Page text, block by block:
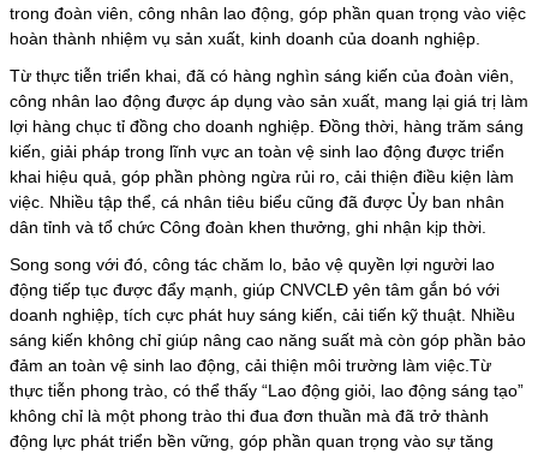
trong đoàn viên, công nhân lao động, góp phần quan trọng vào việc
hoàn thành nhiệm vụ sản xuất, kinh doanh của doanh nghiệp.
Từ thực tiễn triển khai, đã có hàng nghìn sáng kiến của đoàn viên,
công nhân lao động được áp dụng vào sản xuất, mang lại giá trị làm
lợi hàng chục tỉ đồng cho doanh nghiệp. Đồng thời, hàng trăm sáng
kiến, giải pháp trong lĩnh vực an toàn vệ sinh lao động được triển
khai hiệu quả, góp phần phòng ngừa rủi ro, cải thiện điều kiện làm
việc. Nhiều tập thể, cá nhân tiêu biểu cũng đã được Ủy ban nhân
dân tỉnh và tổ chức Công đoàn khen thưởng, ghi nhận kịp thời.
Song song với đó, công tác chăm lo, bảo vệ quyền lợi người lao
động tiếp tục được đẩy mạnh, giúp CNVCLĐ yên tâm gắn bó với
doanh nghiệp, tích cực phát huy sáng kiến, cải tiến kỹ thuật. Nhiều
sáng kiến không chỉ giúp nâng cao năng suất mà còn góp phần bảo
đảm an toàn vệ sinh lao động, cải thiện môi trường làm việc.Từ
thực tiễn phong trào, có thể thấy “Lao động giỏi, lao động sáng tạo”
không chỉ là một phong trào thi đua đơn thuần mà đã trở thành
động lực phát triển bền vững, góp phần quan trọng vào sự tăng